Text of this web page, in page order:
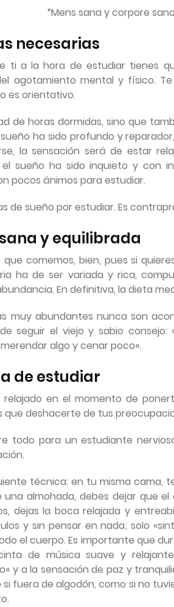
“Mens sana y corpore
necesarias
ti a la hora de estudiar tienes
agotamiento mental y físico.
es orientativo.
de horas dormidas, sino que
ha sido profundo y
la sensación será de estar
el sueño ha sido inquieto y con
pocos ánimos para estudiar.
de sueño por estudiar. Es
y equilibrada
que comemos, bien, pues si
ha de ser variada y rica,
En definitiva, la dieta
muy abundantes nunca son
seguir el viejo y sabio consejo:
algo y cenar poco».
de estudiar
en el momento de
deshacerte de tus
todo para un estudiante
técnica: en tu misma cama,
una almohada, debes dejar que
dejas la boca relajada y
y sin pensar en nada; solo
el cuerpo. Es importante que
de música suave y
y a la sensación de paz y
fuera de algodón, como si no